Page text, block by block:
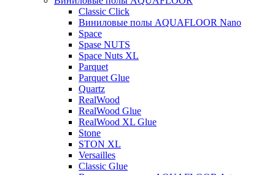
Classic Click
Виниловые полы AQUAFLOOR Nano
Space
Spase NUTS
Space Nuts XL
Parquet
Parquet Glue
Quartz
RealWood
RealWood Glue
RealWood XL Glue
Stone
STON XL
Versailles
Classic Glue